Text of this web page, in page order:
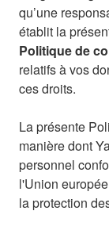
qu’une
établit la
Politique de
relatifs à vos
ces droits.
La présente
manière dont
personnel
l'Union
la protection